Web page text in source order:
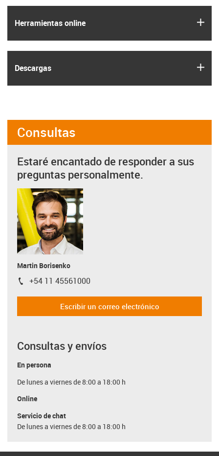
Herramientas online
Descargas
Consultas
Estaré encantado de responder a sus
preguntas personalmente.
Martin Borisenko
igus-icon-phone
+54 11 45561000
Escribir un correo electrónico
Consultas y envíos
En persona
De lunes a viernes de 8:00 a 18:00 h
Online
Servicio de chat
De lunes a viernes de 8:00 a 18:00 h